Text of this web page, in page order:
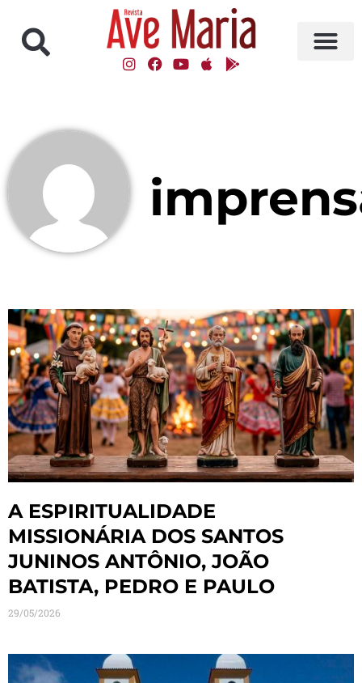
A ESPIRITUALIDADE
MISSIONÁRIA DOS SANTOS
JUNINOS ANTÔNIO, JOÃO
BATISTA, PEDRO E PAULO
29/05/2026